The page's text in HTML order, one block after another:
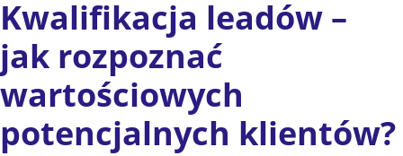
Kwalifikacja leadów –
jak rozpoznać
wartościowych
potencjalnych klientów?